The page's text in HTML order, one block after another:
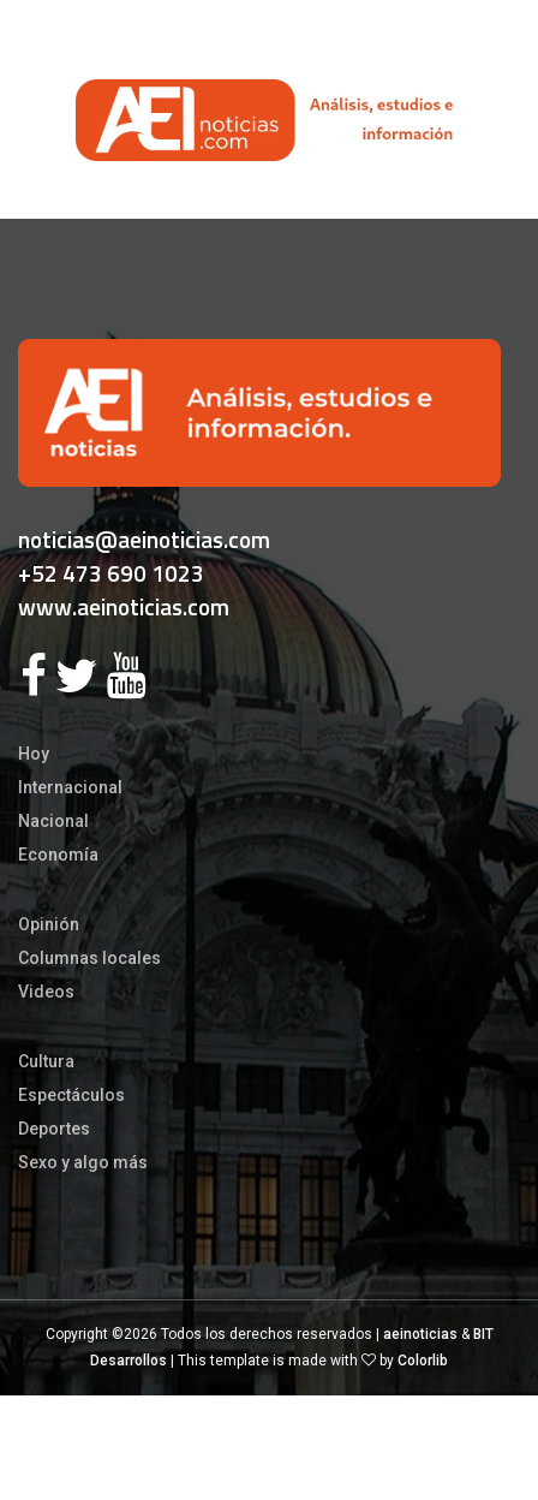
noticias@aeinoticias.com
+52 473 690 1023
www.aeinoticias.com
Hoy
Internacional
Nacional
Economía
Opinión
Columnas locales
Videos
Cultura
Espectáculos
Deportes
Sexo y algo más
Copyright ©2026 Todos los derechos reservados | aeinoticias & BIT
Desarrollos | This template is made with by Colorlib